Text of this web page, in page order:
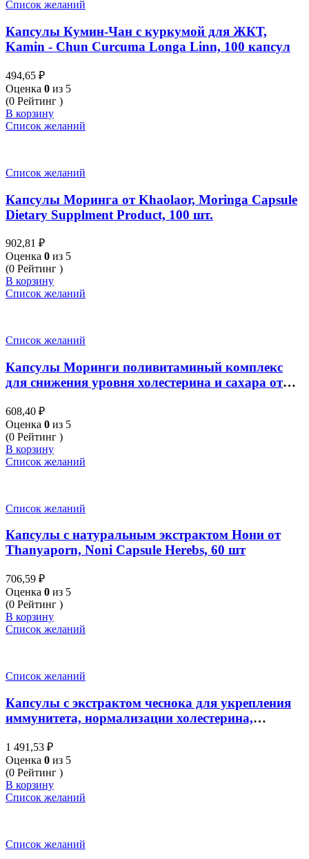
Список желаний
Капсулы Кумин-Чан с куркумой для ЖКТ,
Kamin - Chun Curcuma Longa Linn, 100 капсул
494,65 ₽
Оценка 0 из 5
(0 Рейтинг )
В корзину
Список желаний
Список желаний
Капсулы Моринга от Khaolaor, Moringa Capsule
Dietary Supplment Product, 100 шт.
902,81 ₽
Оценка 0 из 5
(0 Рейтинг )
В корзину
Список желаний
Список желаний
Капсулы Моринги поливитаминый комплекс
для снижения уровня холестерина и сахара от
608,40 ₽
Оценка 0 из 5
(0 Рейтинг )
В корзину
Список желаний
Список желаний
Капсулы с натуральным экстрактом Нони от
Thanyaporn, Noni Capsule Herebs, 60 шт
706,59 ₽
Оценка 0 из 5
(0 Рейтинг )
В корзину
Список желаний
Список желаний
Капсулы с экстрактом чеснока для укрепления
иммунитета, нормализации холестерина,
100 капсул
1 491,53 ₽
Оценка 0 из 5
(0 Рейтинг )
В корзину
Список желаний
Список желаний